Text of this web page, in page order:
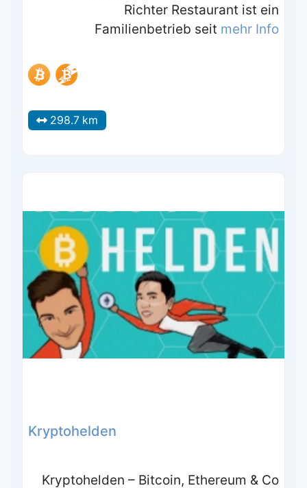
Richter Restaurant ist ein
Familienbetrieb seit mehr Info
298.7 km
Kryptohelden
Kryptohelden – Bitcoin, Ethereum & Co